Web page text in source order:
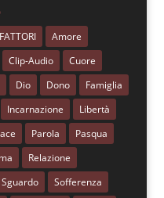
Amore
Clip-Audio
Cuore
Dio Dono
Famiglia
Incarnazione
Libertà
Parola
Pasqua
Relazione
Sguardo
Sofferenza